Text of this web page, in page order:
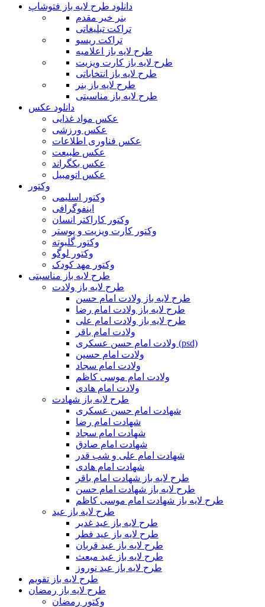
دانلود طرح لایه باز فتوشاپ
بنر خیر مقدم
تراکت تبلیغاتی
تراکت ریسو
طرح لایه باز اعلامیه
طرح لایه باز کارت ویزیت
طرح لایه باز انتخاباتی
طرح لایه باز بنر
طرح لایه باز مناسبتی
دانلود عکس
عکس مواد غذایی
عکس ورزشی
عکس فناوری اطلاعات
عکس طبیعت
عکس بکگراند
عکس اتومبیل
وکتور
وکتور اسلیمی
اینفوگرافی
وکتور کاراکتر انسان
وکتور کارت ویزیت و پوستر
وکتور گلبوته
وکتور لوگو
وکتور مهد کودک
طرح لایه باز مناسبتی
طرح لایه باز ولادت
طرح لایه باز ولادت امام حسن
طرح لایه باز ولادت امام رضا
طرح لایه باز ولادت امام علی
ولادت امام باقر
ولادت امام حسن عسکری (psd)
ولادت امام حسین
ولادت امام سجاد
ولادت امام موسی کاظم
ولادت امام هادی
طرح لایه باز شهادت
شهادت امام حسن عسکری
شهادت امام رضا
شهادت امام سجاد
شهادت امام صادق
شهادت امام علی و شب قدر
شهادت امام هادی
طرح لایه باز شهادت امام باقر
طرح لایه باز شهادت امام حسن
طرح لایه باز شهادت امام موسی کاظم
طرح لایه باز عید
طرح لایه باز عید غدیر
طرح لایه باز عید فطر
طرح لایه باز عید قربان
طرح لایه باز عید مبعث
طرح لایه باز عید نوروز
طرح لایه باز تقویم
طرح لایه باز رمضان
وکتور رمضان